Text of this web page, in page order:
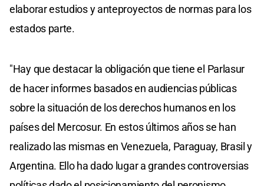
elaborar estudios y anteproyectos de normas para los
estados parte.
"Hay que destacar la obligación que tiene el Parlasur
de hacer informes basados en audiencias públicas
sobre la situación de los derechos humanos en los
países del Mercosur. En estos últimos años se han
realizado las mismas en Venezuela, Paraguay, Brasil y
Argentina. Ello ha dado lugar a grandes controversias